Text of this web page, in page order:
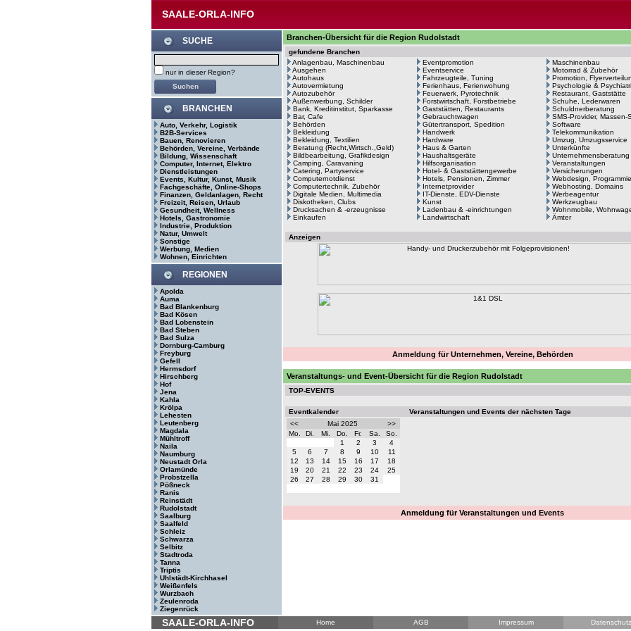
SAALE-ORLA-INFO
SUCHE
nur in dieser Region?
BRANCHEN
Auto, Verkehr, Logistik
B2B-Services
Bauen, Renovieren
Behörden, Vereine, Verbände
Bildung, Wissenschaft
Computer, Internet, Elektro
Dienstleistungen
Events, Kultur, Kunst, Musik
Fachgeschäfte, Online-Shops
Finanzen, Geldanlagen, Recht
Freizeit, Reisen, Urlaub
Gesundheit, Wellness
Hotels, Gastronomie
Industrie, Produktion
Natur, Umwelt
Sonstige
Werbung, Medien
Wohnen, Einrichten
REGIONEN
Apolda
Auma
Bad Blankenburg
Bad Kösen
Bad Lobenstein
Bad Steben
Bad Sulza
Dornburg-Camburg
Freyburg
Gefell
Hermsdorf
Hirschberg
Hof
Jena
Kahla
Krölpa
Lehesten
Leutenberg
Magdala
Mühltroff
Naila
Naumburg
Neustadt Orla
Orlamünde
Probstzella
Pößneck
Ranis
Reinstädt
Rudolstadt
Saalburg
Saalfeld
Schleiz
Schwarza
Selbitz
Stadtroda
Tanna
Triptis
Uhlstädt-Kirchhasel
Weißenfels
Wurzbach
Zeulenroda
Ziegenrück
Branchen-Übersicht für die Region Rudolstadt
gefundene Branchen
Anlagenbau, Maschinenbau
Ausgehen
Autohaus
Autovermietung
Autozubehör
Außenwerbung, Schilder
Bank, Kreditinstitut, Sparkasse
Bar, Cafe
Behörden
Bekleidung
Bekleidung, Textilien
Beratung (Recht,Wirtsch.,Geld)
Bildbearbeitung, Grafikdesign
Camping, Caravaning
Catering, Partyservice
Computernotdienst
Computertechnik, Zubehör
Digitale Medien, Multimedia
Diskotheken, Clubs
Drucksachen & -erzeugnisse
Einkaufen
Eventpromotion
Eventservice
Fahrzeugteile, Tuning
Ferienhaus, Ferienwohung
Feuerwerk, Pyrotechnik
Forstwirtschaft, Forstbetriebe
Gaststätten, Restaurants
Gebrauchtwagen
Gütertransport, Spedition
Handwerk
Hardware
Haus & Garten
Haushaltsgeräte
Hilfsorganisation
Hotel- & Gaststättengewerbe
Hotels, Pensionen, Zimmer
Internetprovider
IT-Dienste, EDV-Dienste
Kunst
Ladenbau & -einrichtungen
Landwirtschaft
Maschinenbau
Motorrad & Zubehör
Promotion,
Psychologie &
Restaurant, Gaststätte
Schuhe, Lederwaren
Schuldnerberatung
SMS-Provider, Massen-
Software
Telekommunikation
Umzug, Umzugsservice
Unterkünfte
Unternehmensberatung
Veranstaltungen
Versicherungen
Webdesign,
Webhosting, Domains
Werbeagentur
Werkzeugbau
Wohnmobile,
Ämter
Anzeigen
Anmeldung für Unternehmen, Vereine, Behörden
Veranstaltungs- und Event-Übersicht für die Region Rudolstadt
TOP-EVENTS
Eventkalender
Veranstaltungen und Events der nächsten Tage
<<
Mai 2025
>>
Mo.
Di. Mi. Do. Fr. Sa.
So.
1
2 3
4
5
6 7 8 9 10
11
12
13 14 15 16 17
18
19
20 21 22 23 24
25
26
27 28 29 30 31
Anmeldung für Veranstaltungen und Events
SAALE-ORLA-INFO Home AGB Impressum Datenschutz